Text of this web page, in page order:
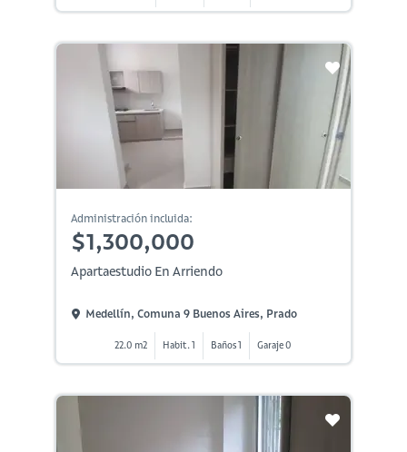
Administración incluida:
$1,300,000
Apartaestudio En Arriendo
Medellín, Comuna 9 Buenos Aires, Prado
22.0 m2 Habit. 1 Baños 1 Garaje 0